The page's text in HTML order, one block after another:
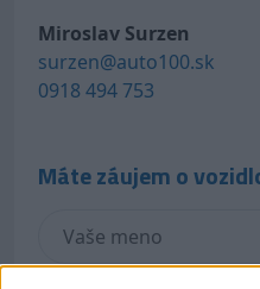
Miroslav Surzen
surzen@auto100.sk
0918 494 753
Máte záujem o